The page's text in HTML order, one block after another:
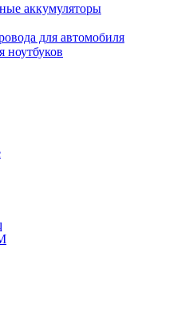
аккумуляторы
для автомобиля
ноутбуков